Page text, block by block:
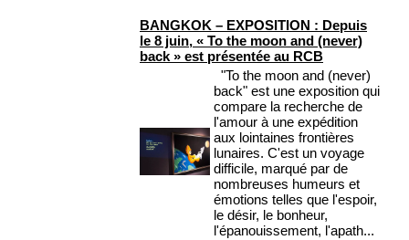
BANGKOK – EXPOSITION : Depuis
le 8 juin, « To the moon and (never)
back » est présentée au RCB
"To the moon and (never)
back" est une exposition qui
compare la recherche de
l'amour à une expédition
aux lointaines frontières
lunaires. C'est un voyage
difficile, marqué par de
nombreuses humeurs et
émotions telles que l'espoir,
le désir, le bonheur,
l'épanouissement, l'apath...